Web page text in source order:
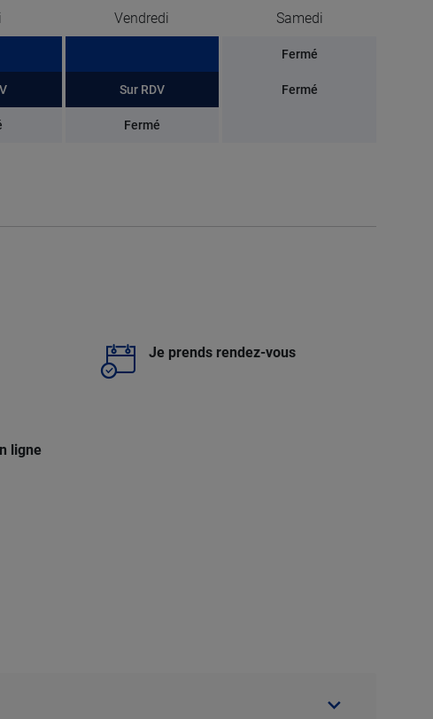
Vendredi Samedi
Fermé
Sur RDV Fermé
Fermé
Je prends rendez-vous
ligne